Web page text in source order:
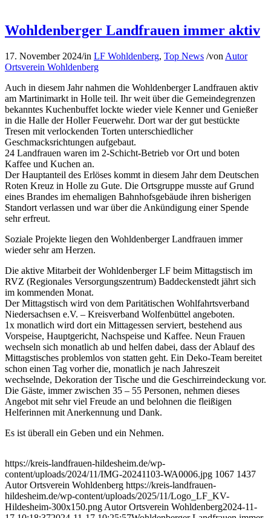
Wohldenberger Landfrauen immer aktiv
17. November 2024/in LF Wohldenberg, Top News /von Autor
Ortsverein Wohldenberg
Auch in diesem Jahr nahmen die Wohldenberger Landfrauen aktiv
am Martinimarkt in Holle teil. Ihr weit über die Gemeindegrenzen
bekanntes Kuchenbuffet lockte wieder viele Kenner und Genießer
in die Halle der Holler Feuerwehr. Dort war der gut bestückte
Tresen mit verlockenden Torten unterschiedlicher
Geschmacksrichtungen aufgebaut.
24 Landfrauen waren im 2-Schicht-Betrieb vor Ort und boten
Kaffee und Kuchen an.
Der Hauptanteil des Erlöses kommt in diesem Jahr dem Deutschen
Roten Kreuz in Holle zu Gute. Die Ortsgruppe musste auf Grund
eines Brandes im ehemaligen Bahnhofsgebäude ihren bisherigen
Standort verlassen und war über die Ankündigung einer Spende
sehr erfreut.
Soziale Projekte liegen den Wohldenberger Landfrauen immer
wieder sehr am Herzen.
Die aktive Mitarbeit der Wohldenberger LF beim Mittagstisch im
RVZ (Regionales Versorgungszentrum) Baddeckenstedt jährt sich
im kommenden Monat.
Der Mittagstisch wird von dem Paritätischen Wohlfahrtsverband
Niedersachsen e.V. – Kreisverband Wolfenbüttel angeboten.
1x monatlich wird dort ein Mittagessen serviert, bestehend aus
Vorspeise, Hauptgericht, Nachspeise und Kaffee. Neun Frauen
wechseln sich monatlich ab und helfen dabei, dass der Ablauf des
Mittagstisches problemlos von statten geht. Ein Deko-Team bereitet
schon einen Tag vorher die, monatlich je nach Jahreszeit
wechselnde, Dekoration der Tische und die Geschirreindeckung vor.
Die Gäste, immer zwischen 35 – 55 Personen, nehmen dieses
Angebot mit sehr viel Freude an und belohnen die fleißigen
Helferinnen mit Anerkennung und Dank.
Es ist überall ein Geben und ein Nehmen.
https://kreis-landfrauen-hildesheim.de/wp-
content/uploads/2024/11/IMG-20241103-WA0006.jpg 1067 1437
Autor Ortsverein Wohldenberg https://kreis-landfrauen-
hildesheim.de/wp-content/uploads/2025/11/Logo_LF_KV-
Hildesheim-300x150.png Autor Ortsverein Wohldenberg2024-11-